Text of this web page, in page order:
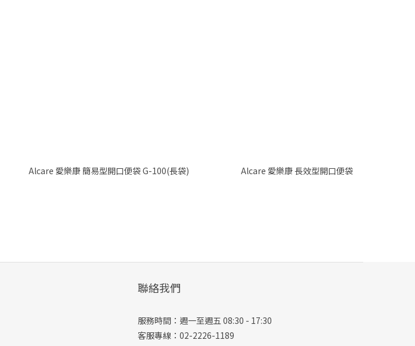
Alcare 愛樂康 簡易型開口便袋 G-100(長袋) Alcare 愛樂康 長效型開口便袋
聯絡我們
服務時間：週一至週五 08:30 - 17:30
客服專線：02-2226-1189